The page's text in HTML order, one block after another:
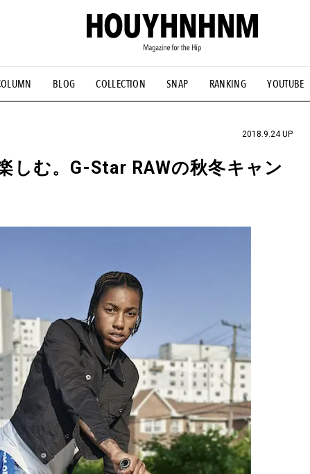
BLOG COLLECTION SNAP RANKING YOUTUBE
#古着サミット #NEW VINTAGE #マイナーグッド図鑑
#FOCUS IT #AH.H #ととけん #FASHION #MUSIC
2018.9.24 UP
しむ。G-Star RAWの秋冬キャン